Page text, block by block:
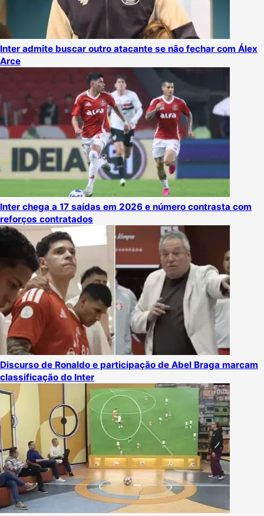
Inter admite buscar outro atacante se não fechar com Álex
Arce
Inter chega a 17 saídas em 2026 e número contrasta com
reforços contratados
Discurso de Ronaldo e participação de Abel Braga marcam
classificação do Inter